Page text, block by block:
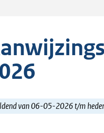
van 06-05-2026 t/m